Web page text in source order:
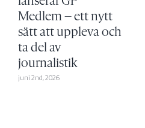
Medlem – ett nytt
sätt att uppleva och
ta del av
journalistik
juni 2nd, 2026